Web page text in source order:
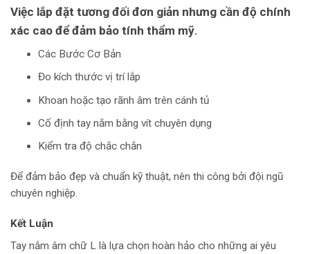
Việc lắp đặt tương đối đơn giản nhưng cần độ chính
xác cao để đảm bảo tính thẩm mỹ.
Các Bước Cơ Bản
Đo kích thước vị trí lắp
Khoan hoặc tạo rãnh âm trên cánh tủ
Cố định tay nắm bằng vít chuyên dụng
Kiểm tra độ chắc chắn
Để đảm bảo đẹp và chuẩn kỹ thuật, nên thi công bởi đội ngũ
chuyên nghiệp.
Kết Luận
Tay nắm âm chữ L là lựa chọn hoàn hảo cho những ai yêu